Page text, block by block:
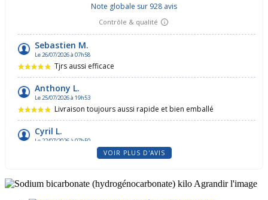
VOIR PLUS D'AVIS
Agrandir l'image